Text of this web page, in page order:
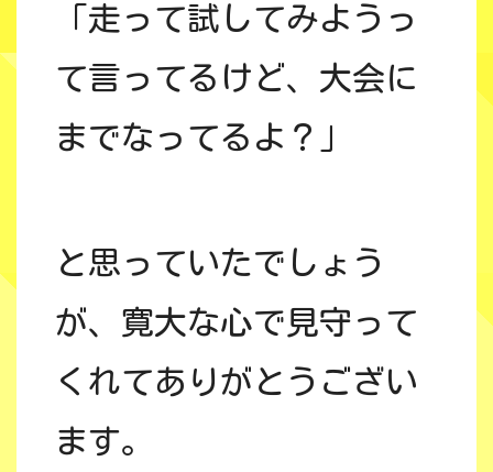
「走って試してみようっ
て言ってるけど、大会に
までなってるよ？」
と思っていたでしょう
が、寛大な心で見守って
くれてありがとうござい
ます。